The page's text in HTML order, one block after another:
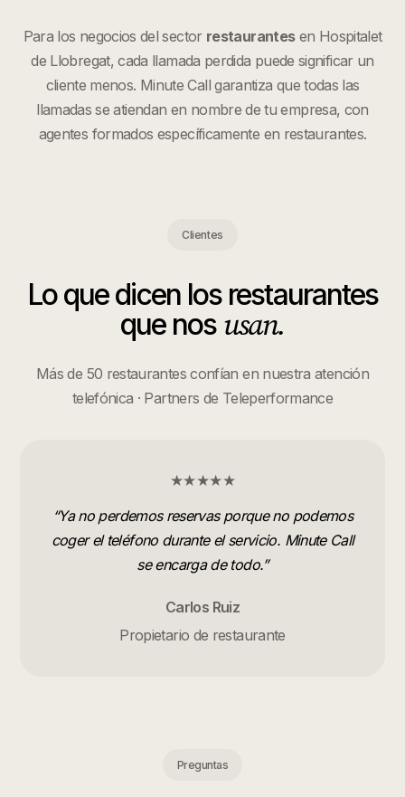
Para los negocios del sector restaurantesen Hospitalet
de Llobregat, cada llamada perdida puede significar un
cliente menos. Minute Call garantiza que todas las
llamadas se atiendan en nombre de tu empresa, con
agentes formados específicamente en restaurantes.
Clientes
Lo que dicen los restaurantes
que nos usan.
Más de 50 restaurantes confían en nuestra atención
telefónica · Partners de Teleperformance
★★★★★
“Ya no perdemos reservas porque no podemos
coger el teléfono durante el servicio. Minute Call
se encarga de todo.”
Carlos Ruiz
Propietario de restaurante
Preguntas